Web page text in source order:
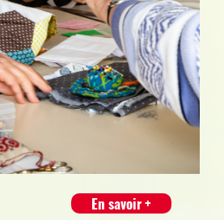
En savoir +